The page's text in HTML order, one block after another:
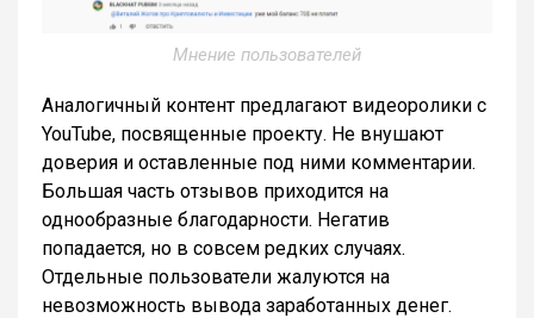
Мнение пользователей
Аналогичный контент предлагают видеоролики с
YouTube, посвященные проекту. Не внушают
доверия и оставленные под ними комментарии.
Большая часть отзывов приходится на
однообразные благодарности. Негатив
попадается, но в совсем редких случаях.
Отдельные пользователи жалуются на
невозможность вывода заработанных денег.